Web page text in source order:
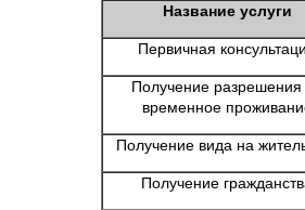
Название услуги
Первичная
Получение разрешения
временное
Получение вида на
Получение